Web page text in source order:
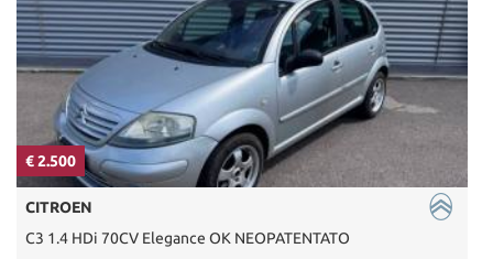
€ 2.500
CITROEN
C3 1.4 HDi 70CV Elegance OK NEOPATENTATO